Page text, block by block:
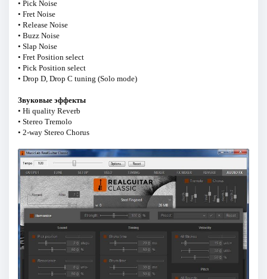
• Pick Noise
• Fret Noise
• Release Noise
• Buzz Noise
• Slap Noise
• Fret Position select
• Pick Position select
• Drop D, Drop C tuning (Solo mode)
Звуковые эффекты
• Hi quality Reverb
• Stereo Tremolo
• 2-way Stereo Chorus